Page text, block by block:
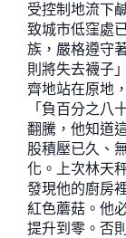
受控制地流下
致城市低窪處
族，嚴格遵守
則將失去襪子
齊地站在原地
「負百分之八
翻騰，他知道
股積壓已久、
化。上次林天
發現他的廚房
紅色蘑菇。他
提升到零。否